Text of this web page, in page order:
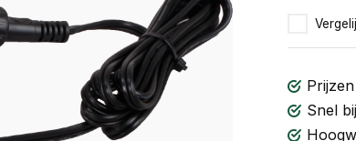
Snel